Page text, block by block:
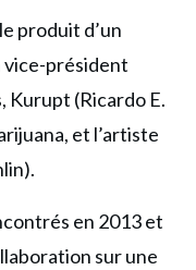
produit d’un
vice-président
Kurupt (Ricardo E.
et l’artiste
en 2013 et
sur une